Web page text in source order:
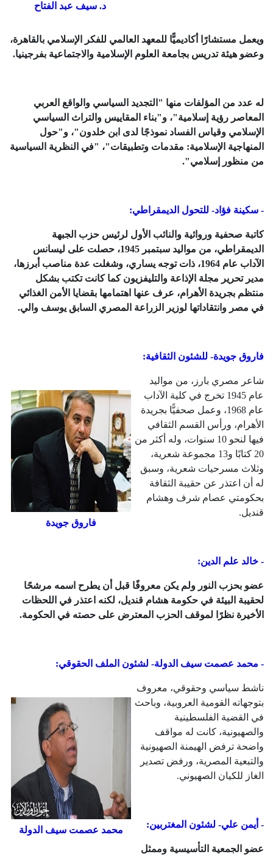
د. سيف عبد الفتاح
ويعمل مستشارًا أكاديميًّا للمعهد العالمي للفكر الإسلامي بالقاهرة،
وعضو هيئة تدريس بجامعة العلوم الإسلامية والاجتماعية بفرجينيا.
له عدد من المؤلفات منها "التجديد السياسي والواقع العربي
المعاصر رؤية إسلامية"، و"بناء المقاييس والتراث السياسي
الإسلامي وقياس الفساد نموذجًا لدى ابن خلدون"، و"حول
المنهاجية الإسلامية: مقدمات وتطبيقات"، "في النظرية السياسية
من منظور إسلامي".
- سكينة فؤاد- للتحول الديمقراطي:
كاتبة صحفية وروائية والنائب الأول لرئيس حزب الجبهة
الديمقراطي، من مواليد سبتمبر 1945، حصلت على ليسانس
الآداب عام 1964، ذات توجه يساري، وشغلت عدة مناصب أبرزها،
مدير تحرير مجلة الإذاعة والتليفزيون كما كانت تكتب بشكل
منتظم بجريدة الأهرام، عرف عنها اهتمامها بقضايا الأمن الغذائي
في مصر وانتقاداتها لوزير الزراعة المصري السابق يوسف والي.
فاروق جويدة- للشئون الثقافية:
فاروق جويدة
شاعر مصري بارز، من مواليد
عام 1945 تخرج في كلية الآداب
عام 1968، وعمل صحفيًّا بجريدة
الأهرام، ورأس القسم الثقافي
فيها لنحو 10 سنوات، وله أكثر من
20 كتابًا و13 مجموعة شعرية،
وثلاث مسرحيات شعرية، وسبق
له أن اعتذر عن حقيبة الثقافة
بحكومتي عصام شرف وهشام
قنديل.
- خالد علم الدين:
عضو بحزب النور ولم يكن معروفًا قبل أن يطرح اسمه مرشحًا
لحقيبة البيئة في حكومة هشام قنديل، لكنه اعتذر في اللحظات
الأخيرة نظرًا لموقف الحزب المعترض على حصته في الحكومة.
- محمد عصمت سيف الدولة- لشئون الملف الحقوقي:
محمد عصمت سيف الدولة
ناشط سياسي وحقوقي، معروف
بتوجهاته القومية العروبية، وباحث
في القضية الفلسطينية
والصهيونية، كانت له مواقف
واضحة ترفض الهيمنة الصهيونية
والتبعية المصرية، ورفض تصدير
الغاز للكيان الصهيوني.
- أيمن علي- لشئون المغتربين:
عضو الجمعية التأسيسية وممثل